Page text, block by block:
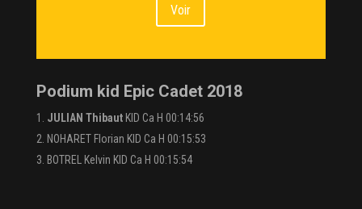
Voir
Podium kid Epic Cadet 2018
JULIAN ThibautKID Ca H 00:14:56
NOHARET Florian KID Ca H 00:15:53
BOTREL Kelvin KID Ca H 00:15:54